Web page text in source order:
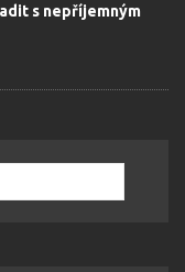
s nepříjemným